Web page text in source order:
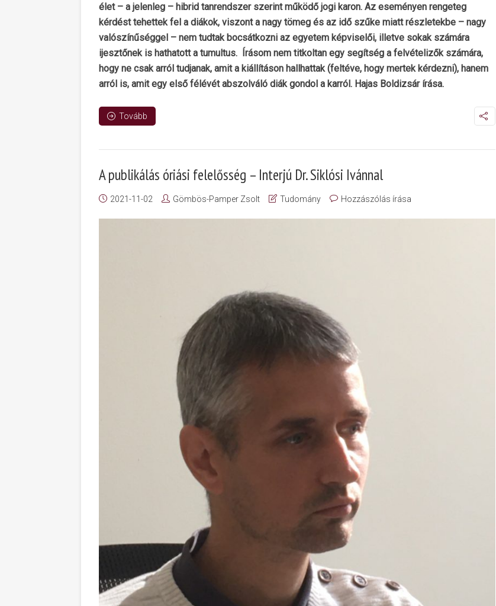
élet – a jelenleg – hibrid tanrendszer szerint működő jogi karon. Az eseményen rengeteg
kérdést tehettek fel a diákok, viszont a nagy tömeg és az idő szűke miatt részletekbe – nagy
valószínűséggel – nem tudtak bocsátkozni az egyetem képviselői, illetve sokak számára
ijesztőnek is hathatott a tumultus. Írásom nem titkoltan egy segítség a felvételizők számára,
hogy ne csak arról tudjanak, amit a kiállításon hallhattak (feltéve, hogy mertek kérdezni), hanem
arról is, amit egy első félévét abszolváló diák gondol a karról. Hajas Boldizsár írása.
Tovább
A publikálás óriási felelősség – Interjú Dr. Siklósi Ivánnal
2021-11-02 Gömbös-Pamper Zsolt Tudomány Hozzászólás írása